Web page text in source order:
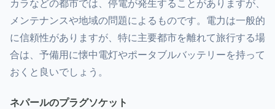
カラなどの都市では、停電が発生することがありますが、
メンテナンスや地域の問題によるものです。電力は一般的
に信頼性がありますが、特に主要都市を離れて旅行する場
合は、予備用に懐中電灯やポータブルバッテリーを持って
おくと良いでしょう。
ネパールのプラグソケット